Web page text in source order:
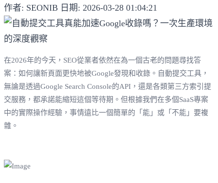
作者: SEONIB 日期: 2026-03-28 01:04:21
在2026年的今天，SEO從業者依然在為一個古老的問題尋找答
案：如何讓新頁面更快地被Google發現和收錄。自動提交工具，
無論是透過Google Search Console的API，還是各類第三方索引提
交服務，都承諾能縮短這個等待期。但根據我們在多個SaaS專案
中的實際操作經驗，事情遠比一個簡單的「能」或「不能」要複
雜。